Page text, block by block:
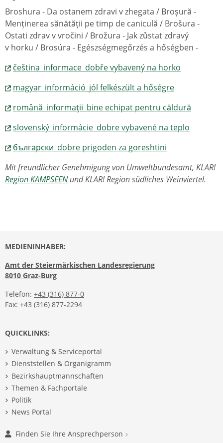
Broshura - ​​Da ostanem zdravi v zhegata / Broșură -
Menținerea sănătății pe timp de caniculă / Brošura -
Ostati zdrav v vročini / Brožura - Jak zůstat zdravý
v horku / Brosúra - Egészségmegőrzés a hőségben -
čeština_informace_dobře vybavený na horko
magyar_információ_jól felkészült a hőségre
română_informaţii_bine echipat pentru căldură
slovenský_informácie_dobre vybavené na teplo
български_dobre prigoden za goreshtini
Mit freundlicher Genehmigung von Umweltbundesamt, KLAR!
Region KAMPSEENund KLAR! Region südliches Weinviertel.
MEDIENINHABER:
Amt der Steiermärkischen Landesregierung
8010 Graz-Burg
Telefon: +43 (316) 877-0
Fax: +43 (316) 877-2294
QUICKLINKS:
Verwaltung & Serviceportal
Dienststellen & Organigramm
Bezirkshauptmannschaften
Themen & Fachportale
Politik
News Portal
Finden Sie Ihre Ansprechperson